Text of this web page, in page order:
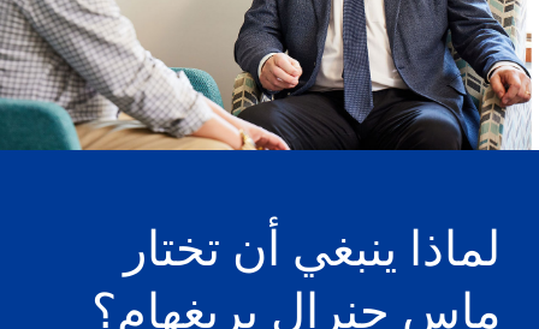
لماذا ينبغي أن تختار
ماس جنرال بريغهام؟